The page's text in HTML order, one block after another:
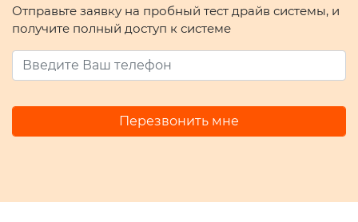
Отправьте заявку на пробный тест драйв системы, и
получите полный доступ к системе